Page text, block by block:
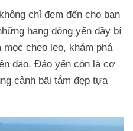
chỉ đem đến cho bạn
hang động yến đầy bí
cheo leo, khám phá
đảo. Đảo yến còn là cơ
cảnh bãi tắm đẹp tựa